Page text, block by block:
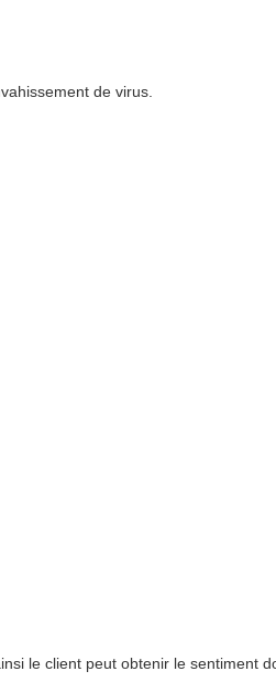
de virus.
le client peut obtenir le sentiment